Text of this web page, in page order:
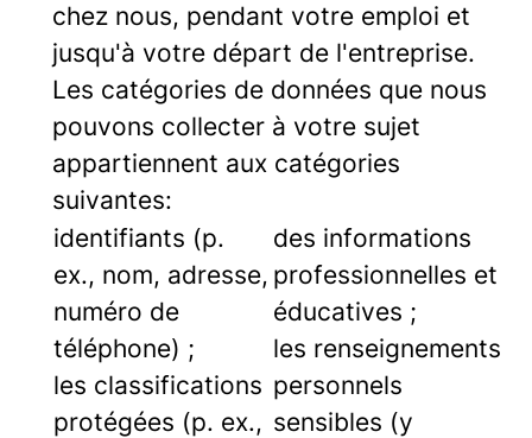
chez nous, pendant votre emploi et
jusqu'à votre départ de l'entreprise.
Les catégories de données que nous
pouvons collecter à votre sujet
appartiennent aux catégories
suivantes:
identifiants (p.
ex., nom, adresse,
numéro de
téléphone) ;
les classifications
protégées (p. ex.,
des informations
professionnelles et
éducatives ;
les renseignements
personnels
sensibles (y